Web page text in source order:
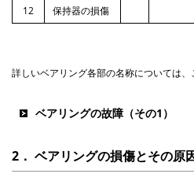
12
保持器の損傷
詳しいベアリング各部の名称については、
ベアリングの故障（その1）
2． ベアリングの損傷とその原